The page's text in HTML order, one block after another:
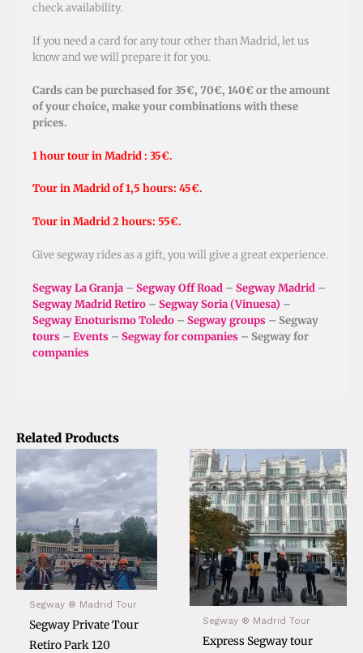
check availability.
If you need a card for any tour other than Madrid, let us
know and we will prepare it for you.
Cards can be purchased for 35€, 70€, 140€ or the amount
of your choice, make your combinations with these
prices.
1 hour tour in Madrid : 35€.
Tour in Madrid of 1,5 hours: 45€.
Tour in Madrid 2 hours: 55€.
Give segway rides as a gift, you will give a great experience.
Segway La Granja – Segway Off Road – Segway Madrid –
Segway Madrid Retiro – Segway Soria (Vinuesa) –
Segway Enoturismo Toledo – Segway groups – Segway
tours – Events – Segway for companies – Segway for
companies
Related Products
Segway ® Madrid Tour
Segway Private Tour
Retiro Park 120
Segway ® Madrid Tour
Express Segway tour